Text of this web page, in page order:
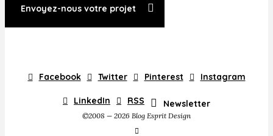
Envoyez-nous votre projet
Facebook Twitter Pinterest Instagram
LinkedIn RSS Newsletter
©2008 — 2026 Blog Esprit Design